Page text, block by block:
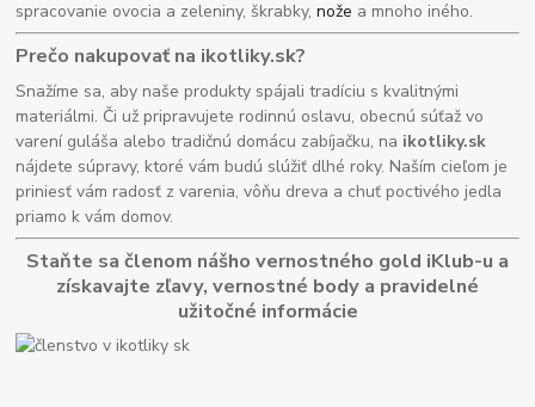
spracovanie ovocia a zeleniny, škrabky,nože a mnoho iného.
Prečo nakupovať na ikotliky.sk?
Snažíme sa, aby naše produkty spájali tradíciu s kvalitnými
materiálmi. Či už pripravujete rodinnú oslavu, obecnú súťaž vo
varení guláša alebo tradičnú domácu zabíjačku, na ikotliky.sk
nájdete súpravy, ktoré vám budú slúžiť dlhé roky. Naším cieľom je
priniesť vám radosť z varenia, vôňu dreva a chuť poctivého jedla
priamo k vám domov.
Staňte sa členom nášho vernostného gold iKlub-u a
získavajte zľavy, vernostné body a pravidelné
užitočné informácie